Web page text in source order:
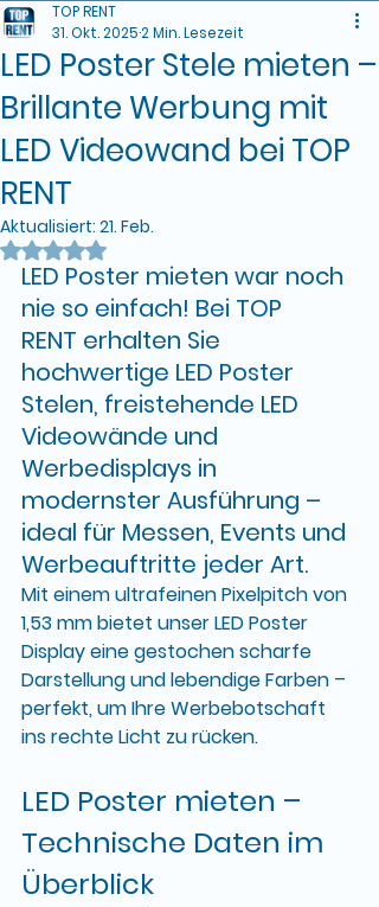
LED Poster Stele mieten –
Brillante Werbung mit
LED Videowand bei TOP
RENT
TOP RENT
31. Okt. 20252 Min. Lesezeit
Aktualisiert: 21. Feb.
Mit NaN von 5 Sternen bewertet.
LED Poster mieten war noch
nie so einfach! Bei TOP
RENT erhalten Sie
hochwertige LED Poster
Stelen, freistehende LED
Videowände und
Werbedisplays in
modernster Ausführung –
ideal für Messen, Events und
Werbeauftritte jeder Art.
Mit einem ultrafeinen Pixelpitch von
1,53 mm bietet unser LED Poster
Display eine gestochen scharfe
Darstellung und lebendige Farben –
perfekt, um Ihre Werbebotschaft
ins rechte Licht zu rücken.
LED Poster mieten –
Technische Daten im
Überblick